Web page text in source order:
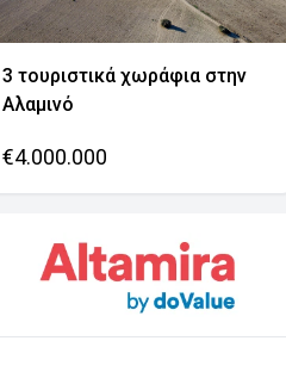
3 τουριστικά χωράφια στην
Αλαμινό
€4.000.000